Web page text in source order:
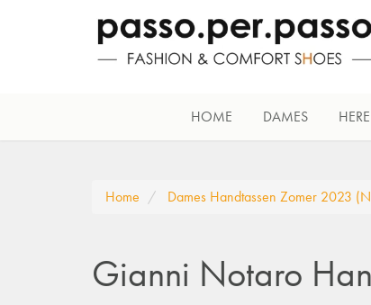
HOME DAMES
Home Dames Handtassen Zomer 2023
Gianni Notaro